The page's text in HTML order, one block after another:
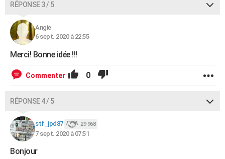
RÉPONSE 3 / 5
Angie
6 sept. 2020 à 22:55
Merci! Bonne idée !!!
Commenter 0
RÉPONSE 4 / 5
stf_jpd87 29 968
7 sept. 2020 à 07:51
Bonjour